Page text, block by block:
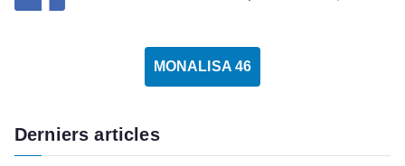
MONALISA 46
Derniers articles